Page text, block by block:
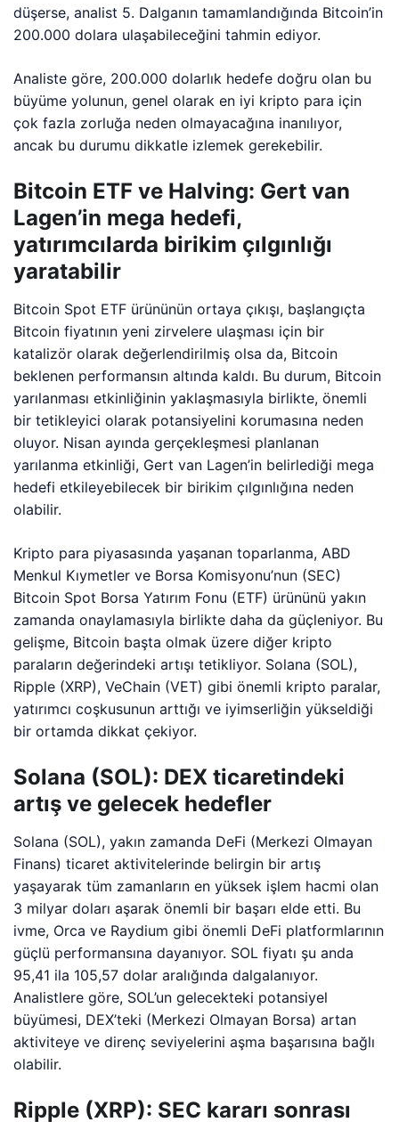
düşerse, analist 5. Dalganın tamamlandığında Bitcoin’in
200.000 dolara ulaşabileceğini tahmin ediyor.
Analiste göre, 200.000 dolarlık hedefe doğru olan bu
büyüme yolunun, genel olarak en iyi kripto para için
çok fazla zorluğa neden olmayacağına inanılıyor,
ancak bu durumu dikkatle izlemek gerekebilir.
Bitcoin ETF ve Halving: Gert van
Lagen’in mega hedefi,
yatırımcılarda birikim çılgınlığı
yaratabilir
Bitcoin Spot ETF ürününün ortaya çıkışı, başlangıçta
Bitcoin fiyatının yeni zirvelere ulaşması için bir
katalizör olarak değerlendirilmiş olsa da, Bitcoin
beklenen performansın altında kaldı. Bu durum, Bitcoin
yarılanması etkinliğinin yaklaşmasıyla birlikte, önemli
bir tetikleyici olarak potansiyelini korumasına neden
oluyor. Nisan ayında gerçekleşmesi planlanan
yarılanma etkinliği, Gert van Lagen’in belirlediği mega
hedefi etkileyebilecek bir birikim çılgınlığına neden
olabilir.
Kripto para piyasasında yaşanan toparlanma, ABD
Menkul Kıymetler ve Borsa Komisyonu’nun (SEC)
Bitcoin Spot Borsa Yatırım Fonu (ETF) ürününü yakın
zamanda onaylamasıyla birlikte daha da güçleniyor. Bu
gelişme, Bitcoin başta olmak üzere diğer kripto
paraların değerindeki artışı tetikliyor. Solana (SOL),
Ripple (XRP), VeChain (VET) gibi önemli kripto paralar,
yatırımcı coşkusunun arttığı ve iyimserliğin yükseldiği
bir ortamda dikkat çekiyor.
Solana (SOL): DEX ticaretindeki
artış ve gelecek hedefler
Solana (SOL), yakın zamanda DeFi (Merkezi Olmayan
Finans) ticaret aktivitelerinde belirgin bir artış
yaşayarak tüm zamanların en yüksek işlem hacmi olan
3 milyar doları aşarak önemli bir başarı elde etti. Bu
ivme, Orca ve Raydium gibi önemli DeFi platformlarının
güçlü performansına dayanıyor. SOL fiyatı şu anda
95,41 ila 105,57 dolar aralığında dalgalanıyor.
Analistlere göre, SOL’un gelecekteki potansiyel
büyümesi, DEX’teki (Merkezi Olmayan Borsa) artan
aktiviteye ve direnç seviyelerini aşma başarısına bağlı
olabilir.
Ripple (XRP): SEC kararı sonrası